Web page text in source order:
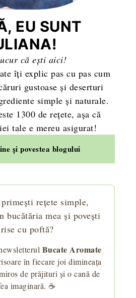
EU SUNT
că ești aici!
îți explic pas cu pas cum
gustoase și deserturi
simple și naturale.
1300 de rețete, așa că
tale e mereu asigurat!
și povestea blogului
rețete simple,
bucătăria mea și povești
cu poftă?
Bucate Aromate
în fiecare joi dimineața
de prăjituri și o cană de
imaginară. ☕